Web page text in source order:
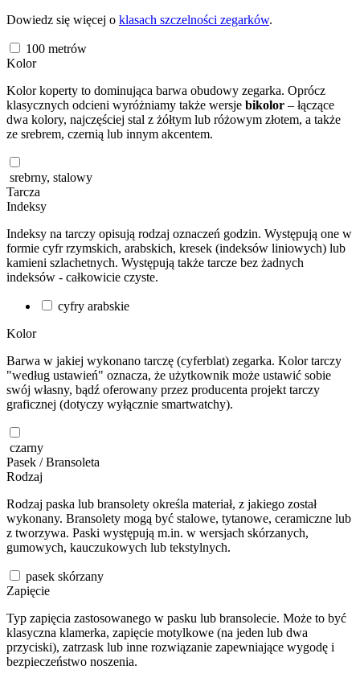
Dowiedz się więcej o klasach szczelności zegarków.
100 metrów
Kolor
Kolor koperty to dominująca barwa obudowy zegarka. Oprócz
klasycznych odcieni wyróżniamy także wersje bikolor – łączące
dwa kolory, najczęściej stal z żółtym lub różowym złotem, a także
ze srebrem, czernią lub innym akcentem.
srebrny, stalowy
Tarcza
Indeksy
Indeksy na tarczy opisują rodzaj oznaczeń godzin. Występują one w
formie cyfr rzymskich, arabskich, kresek (indeksów liniowych) lub
kamieni szlachetnych. Występują także tarcze bez żadnych
indeksów - całkowicie czyste.
cyfry arabskie
Kolor
Barwa w jakiej wykonano tarczę (cyferblat) zegarka. Kolor tarczy
"według ustawień" oznacza, że użytkownik może ustawić sobie
swój własny, bądź oferowany przez producenta projekt tarczy
graficznej (dotyczy wyłącznie smartwatchy).
czarny
Pasek / Bransoleta
Rodzaj
Rodzaj paska lub bransolety określa materiał, z jakiego został
wykonany. Bransolety mogą być stalowe, tytanowe, ceramiczne lub
z tworzywa. Paski występują m.in. w wersjach skórzanych,
gumowych, kauczukowych lub tekstylnych.
pasek skórzany
Zapięcie
Typ zapięcia zastosowanego w pasku lub bransolecie. Może to być
klasyczna klamerka, zapięcie motylkowe (na jeden lub dwa
przyciski), zatrzask lub inne rozwiązanie zapewniające wygodę i
bezpieczeństwo noszenia.